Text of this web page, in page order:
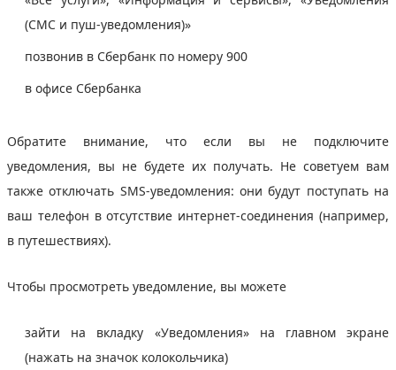
(СМС и пуш-уведомления)»
позвонив в Сбербанк по номеру 900
в офисе Сбербанка
Обратите внимание, что если вы не подключите
уведомления, вы не будете их получать. Не советуем вам
также отключать SMS-уведомления: они будут поступать на
ваш телефон в отсутствие интернет-соединения (например,
в путешествиях).
Чтобы просмотреть уведомление, вы можете
зайти на вкладку «Уведомления» на главном экране
(нажать на значок колокольчика)